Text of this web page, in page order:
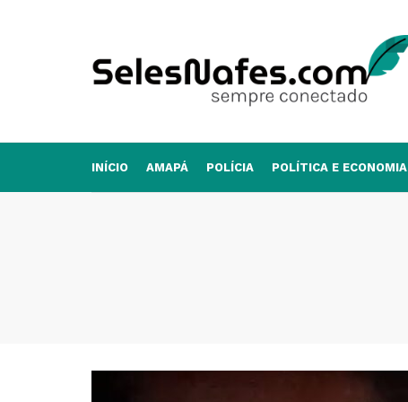
INÍCIO AMAPÁ POLÍCIA POLÍTICA E ECONOMIA